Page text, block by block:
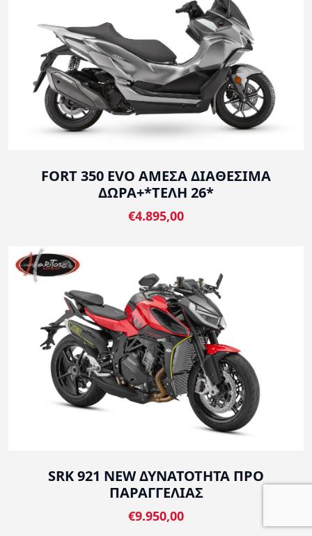
FORT 350 EVO ΑΜΕΣΑ ΔΙΑΘΕΣΙΜΑ
ΔΩΡΑ+*ΤΕΛΗ 26*
€4.895,00
SRK 921 NEW ΔΥΝΑΤΟΤΗΤΑ ΠΡΟ
ΠΑΡΑΓΓΕΛΙΑΣ
€9.950,00